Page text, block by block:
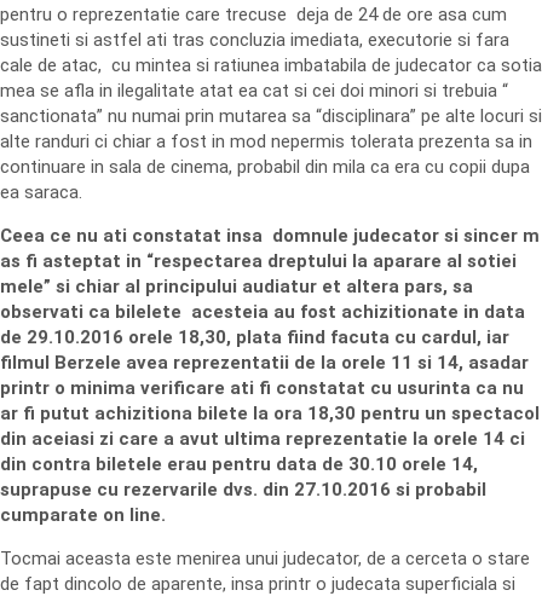
pentru o reprezentatie care trecuse deja de 24 de ore asa cum
sustineti si astfel ati tras concluzia imediata, executorie si fara
cale de atac, cu mintea si ratiunea imbatabila de judecator ca sotia
mea se afla in ilegalitate atat ea cat si cei doi minori si trebuia “
sanctionata” nu numai prin mutarea sa “disciplinara” pe alte locuri si
alte randuri ci chiar a fost in mod nepermis tolerata prezenta sa in
continuare in sala de cinema, probabil din mila ca era cu copii dupa
ea saraca.
Ceea ce nu ati constatat insa domnule judecator si sincer m
as fi asteptat in “respectarea dreptului la aparare al sotiei
mele” si chiar al principului audiatur et altera pars, sa
observati ca bilelete acesteia au fost achizitionate in data
de 29.10.2016 orele 18,30, plata fiind facuta cu cardul, iar
filmul Berzele avea reprezentatii de la orele 11 si 14, asadar
printr o minima verificare ati fi constatat cu usurinta ca nu
ar fi putut achizitiona bilete la ora 18,30 pentru un spectacol
din aceiasi zi care a avut ultima reprezentatie la orele 14 ci
din contra biletele erau pentru data de 30.10 orele 14,
suprapuse cu rezervarile dvs. din 27.10.2016 si probabil
cumparate on line.
Tocmai aceasta este menirea unui judecator, de a cerceta o stare
de fapt dincolo de aparente, insa printr o judecata superficiala si